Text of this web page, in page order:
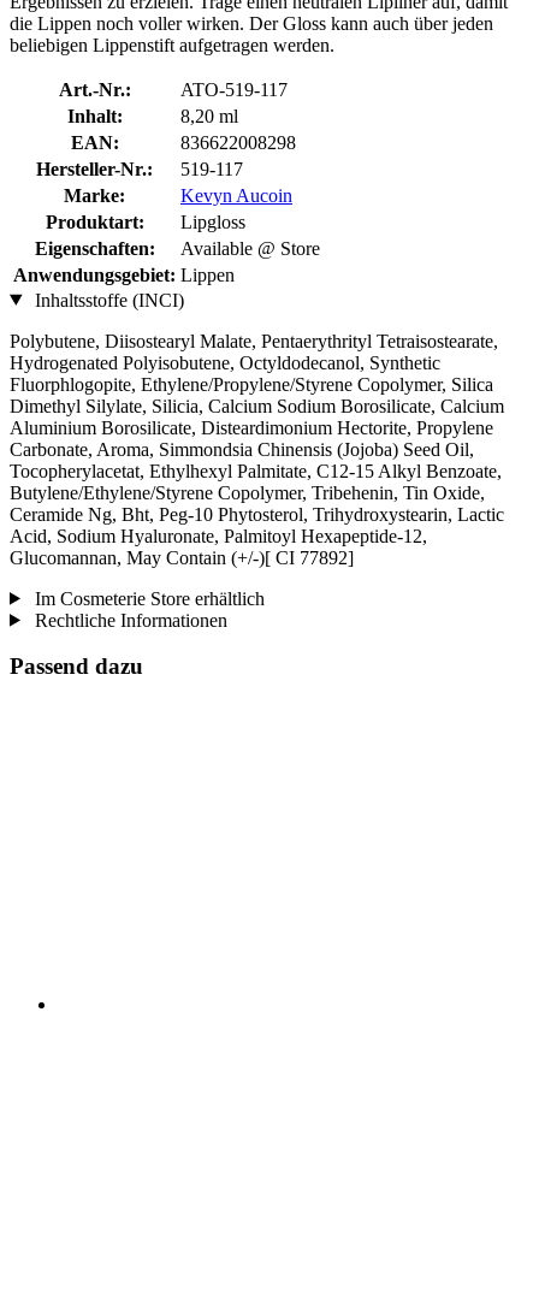
die Lippen noch voller wirken. Der Gloss kann auch über jeden
beliebigen Lippenstift aufgetragen werden.
Art.-Nr.:
ATO-519-117
Inhalt:
8,20 ml
EAN:
836622008298
Hersteller-Nr.:
519-117
Marke:
Kevyn Aucoin
Produktart:
Lipgloss
Eigenschaften:
Available @ Store
Anwendungsgebiet: Lippen
Inhaltsstoffe (INCI)
Polybutene, Diisostearyl Malate, Pentaerythrityl Tetraisostearate,
Hydrogenated Polyisobutene, Octyldodecanol, Synthetic
Fluorphlogopite, Ethylene/Propylene/Styrene Copolymer, Silica
Dimethyl Silylate, Silicia, Calcium Sodium Borosilicate, Calcium
Aluminium Borosilicate, Disteardimonium Hectorite, Propylene
Carbonate, Aroma, Simmondsia Chinensis (Jojoba) Seed Oil,
Tocopherylacetat, Ethylhexyl Palmitate, C12-15 Alkyl Benzoate,
Butylene/Ethylene/Styrene Copolymer, Tribehenin, Tin Oxide,
Ceramide Ng, Bht, Peg-10 Phytosterol, Trihydroxystearin, Lactic
Acid, Sodium Hyaluronate, Palmitoyl Hexapeptide-12,
Glucomannan, May Contain (+/-)[ CI 77892]
Im Cosmeterie Store erhältlich
Rechtliche Informationen
Passend dazu